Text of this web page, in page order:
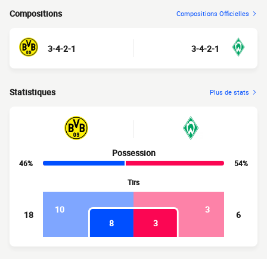
Compositions Compositions Officielles
3-4-2-1 3-4-2-1
Statistiques Plus de stats
Possession
46%
54%
Tirs
18 10
3
8
3
6